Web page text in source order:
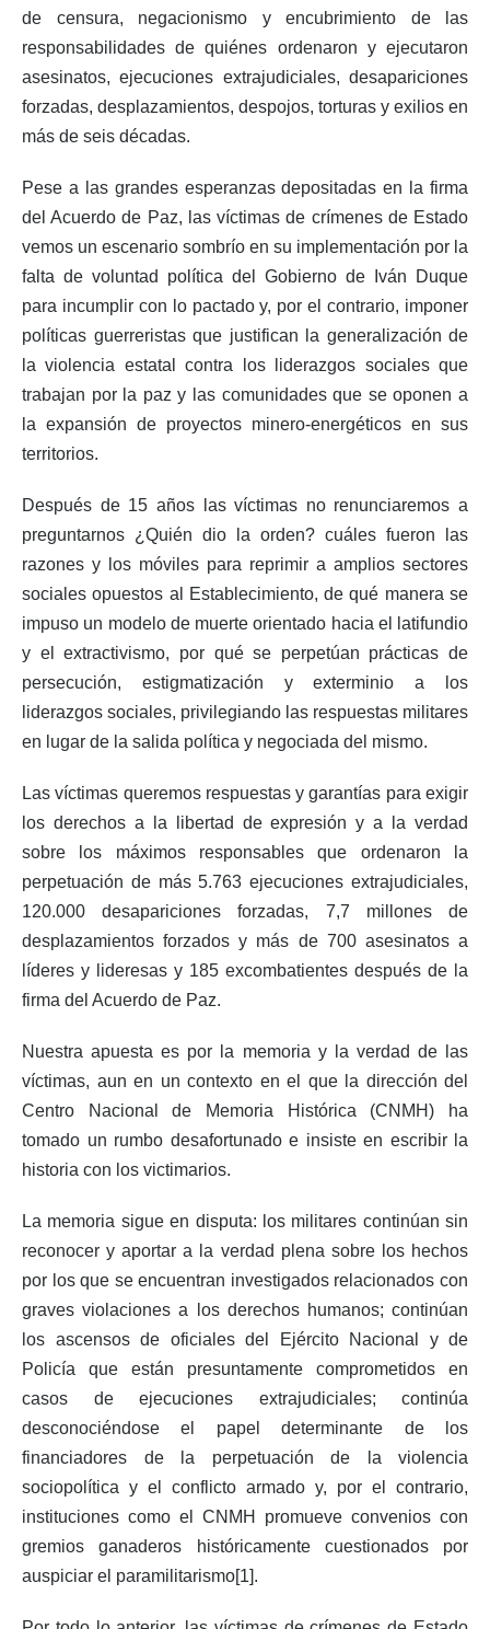
de censura, negacionismo y encubrimiento de las
responsabilidades de quiénes ordenaron y ejecutaron
asesinatos, ejecuciones extrajudiciales, desapariciones
forzadas, desplazamientos, despojos, torturas y exilios en
más de seis décadas.
Pese a las grandes esperanzas depositadas en la firma
del Acuerdo de Paz, las víctimas de crímenes de Estado
vemos un escenario sombrío en su implementación por la
falta de voluntad política del Gobierno de Iván Duque
para incumplir con lo pactado y, por el contrario, imponer
políticas guerreristas que justifican la generalización de
la violencia estatal contra los liderazgos sociales que
trabajan por la paz y las comunidades que se oponen a
la expansión de proyectos minero-energéticos en sus
territorios.
Después de 15 años las víctimas no renunciaremos a
preguntarnos ¿Quién dio la orden? cuáles fueron las
razones y los móviles para reprimir a amplios sectores
sociales opuestos al Establecimiento, de qué manera se
impuso un modelo de muerte orientado hacia el latifundio
y el extractivismo, por qué se perpetúan prácticas de
persecución, estigmatización y exterminio a los
liderazgos sociales, privilegiando las respuestas militares
en lugar de la salida política y negociada del mismo.
Las víctimas queremos respuestas y garantías para exigir
los derechos a la libertad de expresión y a la verdad
sobre los máximos responsables que ordenaron la
perpetuación de más 5.763 ejecuciones extrajudiciales,
120.000 desapariciones forzadas, 7,7 millones de
desplazamientos forzados y más de 700 asesinatos a
líderes y lideresas y 185 excombatientes después de la
firma del Acuerdo de Paz.
Nuestra apuesta es por la memoria y la verdad de las
víctimas, aun en un contexto en el que la dirección del
Centro Nacional de Memoria Histórica (CNMH) ha
tomado un rumbo desafortunado e insiste en escribir la
historia con los victimarios.
La memoria sigue en disputa: los militares continúan sin
reconocer y aportar a la verdad plena sobre los hechos
por los que se encuentran investigados relacionados con
graves violaciones a los derechos humanos; continúan
los ascensos de oficiales del Ejército Nacional y de
Policía que están presuntamente comprometidos en
casos de ejecuciones extrajudiciales; continúa
desconociéndose el papel determinante de los
financiadores de la perpetuación de la violencia
sociopolítica y el conflicto armado y, por el contrario,
instituciones como el CNMH promueve convenios con
gremios ganaderos históricamente cuestionados por
auspiciar el paramilitarismo[1].